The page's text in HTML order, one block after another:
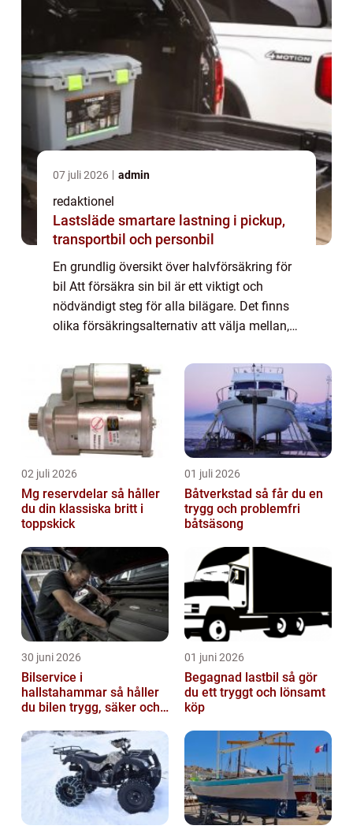
07 juli 2026 admin
redaktionel
Lastsläde smartare lastning i pickup,
transportbil och personbil
En grundlig översikt över halvförsäkring för
bil Att försäkra sin bil är ett viktigt och
nödvändigt steg för alla bilägare. Det finns
olika försäkringsalternativ att välja mellan,
denna artikel kommer vi a...
02 juli 2026
Mg reservdelar så håller
du din klassiska britt i
toppskick
01 juli 2026
Båtverkstad så får du en
trygg och problemfri
båtsäsong
30 juni 2026
Bilservice i
hallstahammar så håller
du bilen trygg, säker och
01 juni 2026
Begagnad lastbil så gör
du ett tryggt och lönsamt
köp